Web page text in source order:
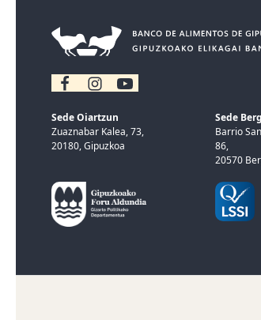
Sede Oiartzun
Zuaznabar Kalea, 73,
20180, Gipuzkoa
Sede
Barrio
86,
20570